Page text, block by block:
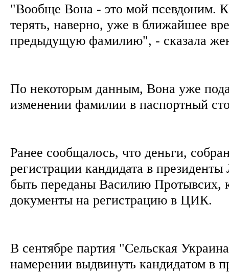
"Вообще Вона - это мой псевдоним.
терять, наверно, уже в ближайшее
предыдущую фамилию", - сказала
По некоторым данным, Вона уже
изменении фамилии в паспортный
Ранее сообщалось, что деньги,
регистрации кандидата в
быть переданы Василию Протывсих,
документы на регистрацию в ЦИК.
В сентябре партия "Сельская
намерении выдвинуть кандидатом в